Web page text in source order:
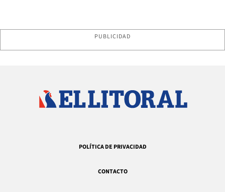
PUBLICIDAD
POLÍTICA DE PRIVACIDAD
CONTACTO